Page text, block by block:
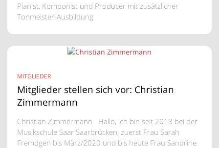
Pianist, Komponist und Producer mit zusätzlicher
Tonmeister-Ausbildung
MITGLIEDER
Mitglieder stellen sich vor: Christian
Zimmermann
Christian Zimmermann Hallo, ich bin seit 2018 bei der
Musikschule Saar Saarbrücken, zuerst Frau Sarah
Fremdgen bis März/2020 und bis heute Frau Sandrine